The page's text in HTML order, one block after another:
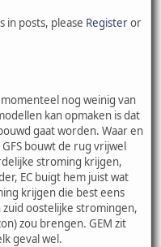
in posts, please Registeror
nog weinig van
kan opmaken is dat
gaat worden. Waar en
bouwt de rug vrijwel
stroming krijgen,
EC buigt hem juist wat
krijgen die best eens
oostelijke stromingen,
zou brengen. GEM zit
geval wel.